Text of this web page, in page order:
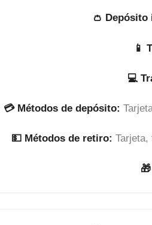
👛
📱
💻
💳 Métodos de depósito:
💵​ Métodos de retiro: